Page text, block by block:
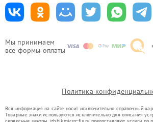
Мы принимаем
все формы оплаты
Политика
Вся информация на сайте носит исключительно справочный
Товарные знаки используются исключительно для описания